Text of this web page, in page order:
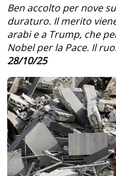
Ben accolto per nove
duraturo. Il merito
arabi e a Trump, che
Nobel per la Pace. Il
28/10/25